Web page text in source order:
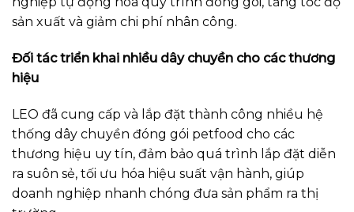
sản xuất và giảm chi phí nhân công.
Đối tác triển khai nhiều dây chuyền cho các thương
hiệu
LEO đã cung cấp và lắp đặt thành công nhiều hệ
thống dây chuyền đóng gói petfood cho các
thương hiệu uy tín, đảm bảo quá trình lắp đặt diễn
ra suôn sẻ, tối ưu hóa hiệu suất vận hành, giúp
doanh nghiệp nhanh chóng đưa sản phẩm ra thị